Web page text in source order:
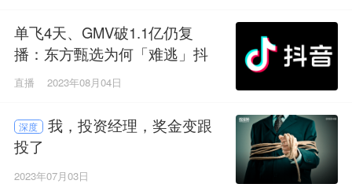
单飞4天、GMV破1.1亿仍复
播：东方甄选为何「难逃」抖
音？
直播 2023年08月04日
深度
我，投资经理，奖金变跟
投了
2023年07月03日